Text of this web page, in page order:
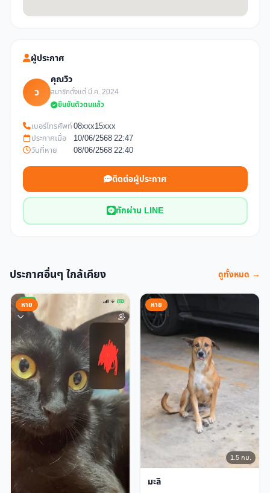
ผู้ประกาศ
ว
คุณวิว
สมาชิกตั้งแต่ มี.ค. 2024
ยืนยันตัวตนแล้ว
เบอร์โทรศัพท์08xxx15xxx
ประกาศเมื่อ
10/06/2568 22:47
วันที่หาย
08/06/2568 22:40
ติดต่อผู้ประกาศ
ทักผ่าน LINE
ประกาศอื่นๆ ใกล้เคียง ดูทั้งหมด →
หาย หาย
1.5 กม.
มะลิ